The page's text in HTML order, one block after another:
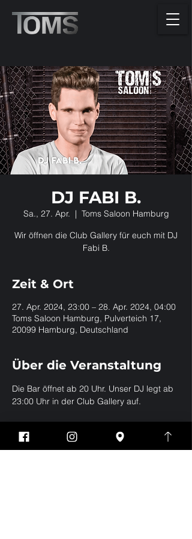
DJ FABI B.
Sa., 27. Apr.
  |
Toms Saloon Hamburg
Wir öffnen die Club Gallery für euch mit DJ
Fabi B.
Zeit & Ort
27. Apr. 2024, 23:00 – 28. Apr. 2024, 04:00
Toms Saloon Hamburg, Pulverteich 17,
20099 Hamburg, Deutschland
Über die Veranstaltung
Die Bar öffnet ab 20 Uhr. Unser DJ legt ab
23:00 Uhr in der Club Gallery auf.
Diese Veranstaltung
teilen